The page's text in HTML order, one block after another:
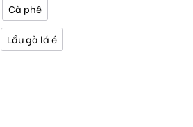
Cà phê
Lẩu gà lá é